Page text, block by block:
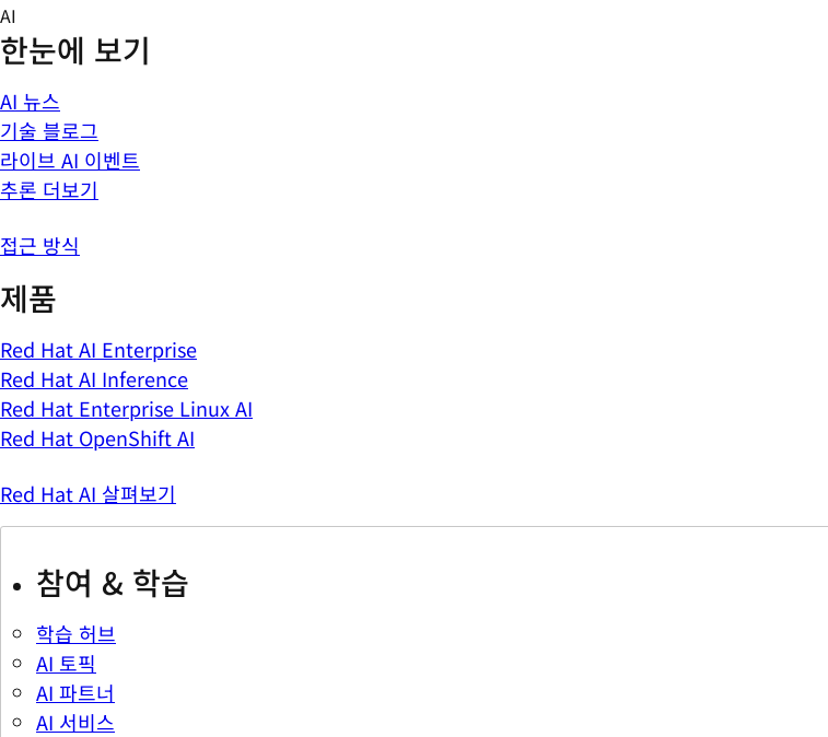
Skip
to
content
AI
한눈에 보기
AI 뉴스
기술 블로그
라이브 AI 이벤트
추론 더보기
접근 방식
제품
Red Hat AI Enterprise
Red Hat AI Inference
Red Hat Enterprise Linux AI
Red Hat OpenShift AI
Red Hat AI 살펴보기
참여 & 학습
학습 허브
AI 토픽
AI 파트너
AI 서비스